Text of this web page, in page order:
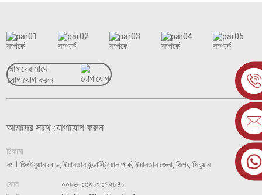
আমাদের সাথে
যোগাযোগ করুন
আমাদের সাথে যোগাযোগ করুন
ঠিকানা
নং 1 জিংইয়ুয়ান রোড, ইয়ানতান ইন্ডাস্ট্রিয়াল পার্ক, ইয়ানতান জেলা, জিগং, সিচুয়ান
ফোন
০০৮৬-১৫৯৮৩১৭২৮৪৮